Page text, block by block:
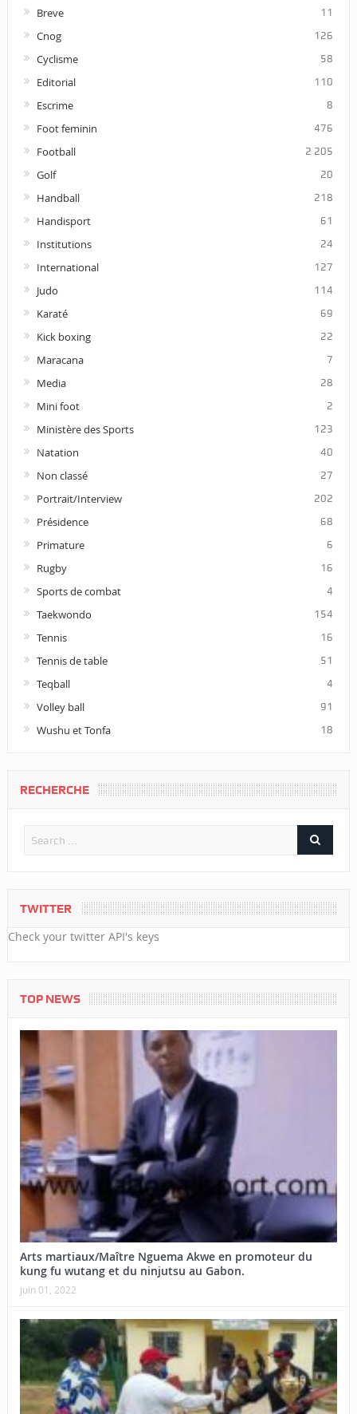
Breve 11
Cnog 126
Cyclisme 58
Editorial 110
Escrime 8
Foot feminin 476
Football 2 205
Golf 20
Handball 218
Handisport 61
Institutions 24
International 127
Judo 114
Karaté 69
Kick boxing 22
Maracana 7
Media 28
Mini foot 2
Ministère des Sports 123
Natation 40
Non classé 27
Portrait/Interview 202
Présidence 68
Primature 6
Rugby 16
Sports de combat 4
Taekwondo 154
Tennis 16
Tennis de table 51
Teqball 4
Volley ball 91
Wushu et Tonfa 18
RECHERCHE
TWITTER
Check your twitter API's keys
TOP NEWS
Arts martiaux/Maître Nguema Akwe en promoteur du
kung fu wutang et du ninjutsu au Gabon.
juin 01, 2022